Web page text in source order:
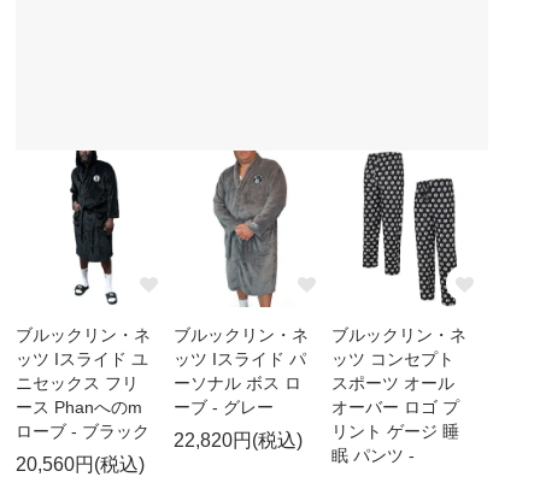
ブルックリン・ネ
ッツ Iスライド ユ
ニセックス フリ
ース Phanへのm
ローブ - ブラック
20,560円(税込)
ブルックリン・ネ
ッツ Iスライド パ
ーソナル ボス ロ
ーブ - グレー
22,820円(税込)
ブルックリン・ネ
ッツ コンセプト
スポーツ オール
オーバー ロゴ プ
リント ゲージ 睡
眠 パンツ -